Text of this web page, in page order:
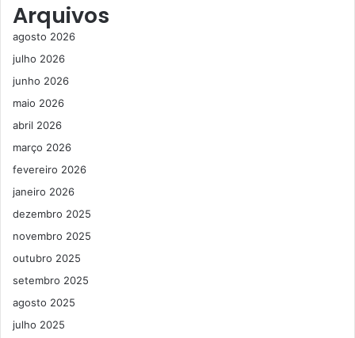
Arquivos
agosto 2026
julho 2026
junho 2026
maio 2026
abril 2026
março 2026
fevereiro 2026
janeiro 2026
dezembro 2025
novembro 2025
outubro 2025
setembro 2025
agosto 2025
julho 2025